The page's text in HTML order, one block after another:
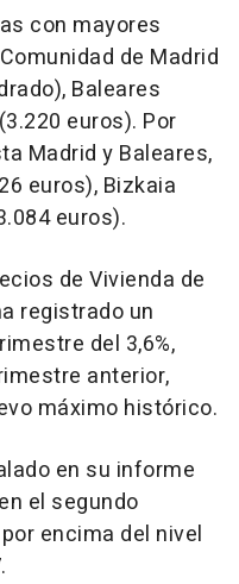
con mayores
de Madrid
Baleares
euros). Por
Madrid y Baleares,
euros), Bizkaia
euros).
de Vivienda de
registrado un
del 3,6%,
anterior,
máximo histórico.
en su informe
el segundo
encima del nivel